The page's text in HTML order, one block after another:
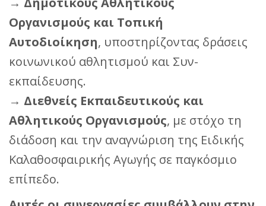
Οργανισμούς και Τοπική
Αυτοδιοίκηση, υποστηρίζοντας δράσεις
κοινωνικού αθλητισμού και Συν-
εκπαίδευσης.
→ Διεθνείς Εκπαιδευτικούς και
Αθλητικούς Οργανισμούς, με στόχο τη
διάδοση και την αναγνώριση της Ειδικής
Καλαθοσφαιρικής Αγωγής σε παγκόσμιο
επίπεδο.